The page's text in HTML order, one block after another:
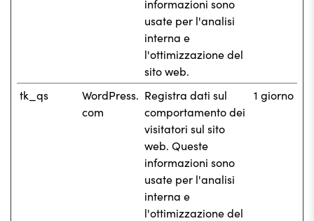
informazioni sono
usate per l'analisi
interna e
l'ottimizzazione del
sito web.
tk_qs
WordPress.
com
Registra dati sul
comportamento dei
visitatori sul sito
web. Queste
informazioni sono
usate per l'analisi
interna e
l'ottimizzazione del
1 giorno